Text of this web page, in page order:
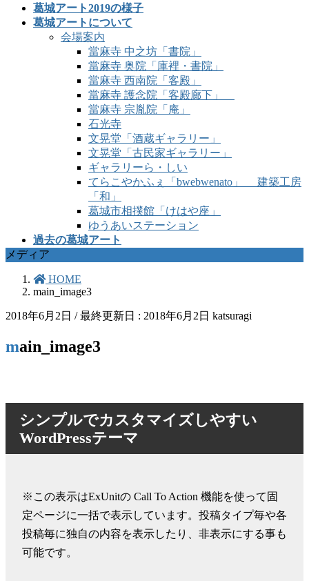
葛城アート2019の様子
葛城アートについて
会場案内
當麻寺 中之坊「書院」
當麻寺 奥院「庫裡・書院」
當麻寺 西南院「客殿」
當麻寺 護念院「客殿廊下」
當麻寺 宗胤院「庵」
石光寺
文晃堂「酒蔵ギャラリー」
文晃堂「古民家ギャラリー」
ギャラリーら・しい
てらこやかふぇ「bwebwenato」 建築工房
「和」
葛城市相撲館「けはや座」
ゆうあいステーション
過去の葛城アート
メディア
HOME
main_image3
2018年6月2日 / 最終更新日 : 2018年6月2日 katsuragi
main_image3
シンプルでカスタマイズしやすい
WordPressテーマ
※この表示はExUnitの Call To Action 機能を使って固
定ページに一括で表示しています。投稿タイプ毎や各
投稿毎に独自の内容を表示したり、非表示にする事も
可能です。